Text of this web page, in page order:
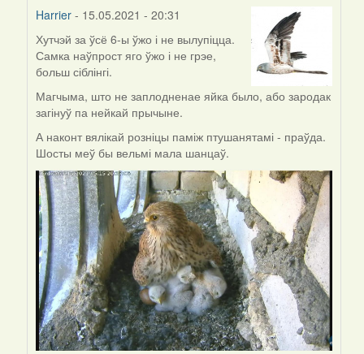
Harrier - 15.05.2021 - 20:31
In
reply
to
by
svetlana
Хутчэй за ўсё 6-ы ўжо і не вылупіцца.
Самка наўпрост яго ўжо і не грэе,
больш сіблінгі.
Магчыма, што не заплодненае яйка было, або зародак
загінуў па нейкай прычыне.
А наконт вялікай розніцы паміж птушанятамі - праўда.
Шосты меў бы вельмі мала шанцаў.